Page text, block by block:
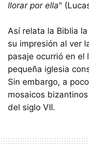
llorar por ella"
Así relata la Biblia
su impresión al ver
pasaje ocurrió en el
pequeña iglesia
Sin embargo, a
mosaicos
del siglo VII.